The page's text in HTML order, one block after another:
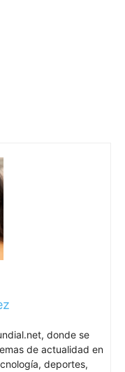
donde se
de actualidad en
deportes,